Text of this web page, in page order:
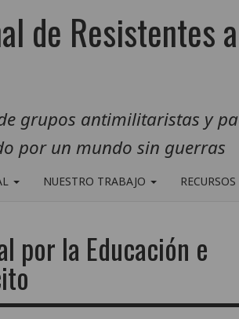
de Resistentes
grupos antimilitaristas y
por un mundo sin guerras
NUESTRO TRABAJO RECURSOS
por la Educación e